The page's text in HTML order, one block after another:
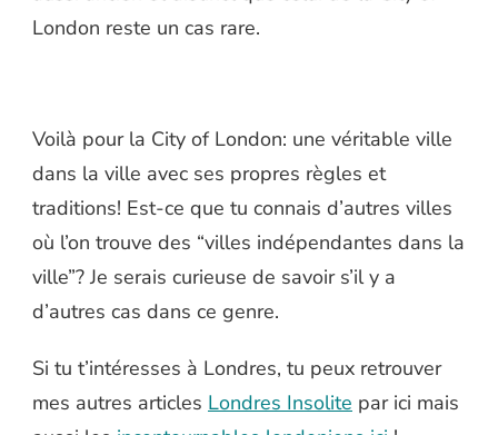
London reste un cas rare.
Voilà pour la City of London: une véritable ville
dans la ville avec ses propres règles et
traditions! Est-ce que tu connais d’autres villes
où l’on trouve des “villes indépendantes dans la
ville”? Je serais curieuse de savoir s’il y a
d’autres cas dans ce genre.
Si tu t’intéresses à Londres, tu peux retrouver
mes autres articles Londres Insolite par ici mais